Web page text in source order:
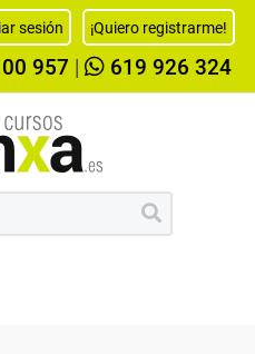
sesión ¡Quiero registrarme!
957 619 926 324